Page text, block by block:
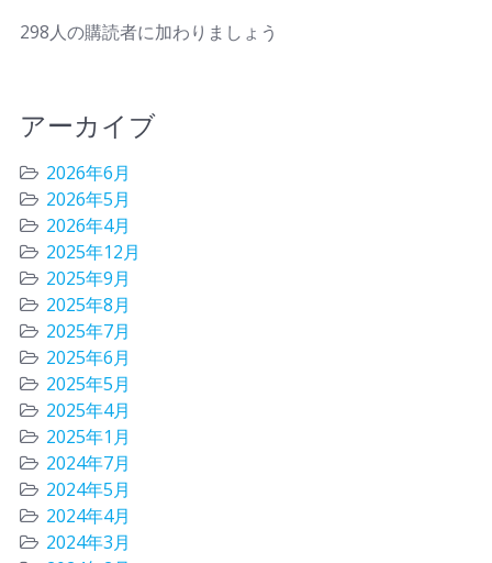
298人の購読者に加わりましょう
アーカイブ
2026年6月
2026年5月
2026年4月
2025年12月
2025年9月
2025年8月
2025年7月
2025年6月
2025年5月
2025年4月
2025年1月
2024年7月
2024年5月
2024年4月
2024年3月